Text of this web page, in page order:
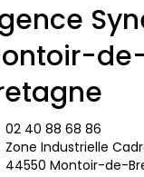
téléphone
02 40 88 68 86
adresse
Zone Industrielle
44550 Montoir-de-